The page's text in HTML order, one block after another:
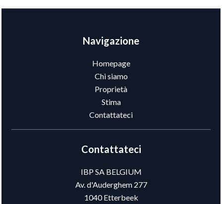
Navigazione
Homepage
Chi siamo
Proprietà
Stima
Contattateci
Contattateci
IBP SA BELGIUM
Av. d'Auderghem 277
1040Etterbeek